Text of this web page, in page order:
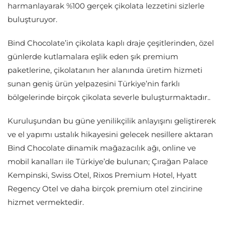
harmanlayarak %100 gerçek çikolata lezzetini sizlerle
buluşturuyor.
Bind Chocolate’in çikolata kaplı draje çeşitlerinden, özel
günlerde kutlamalara eşlik eden şık premium
paketlerine, çikolatanın her alanında üretim hizmeti
sunan geniş ürün yelpazesini Türkiye’nin farklı
bölgelerinde birçok çikolata severle buluşturmaktadır..
Kuruluşundan bu güne yenilikçilik anlayışını geliştirerek
ve el yapımı ustalık hikayesini gelecek nesillere aktaran
Bind Chocolate dinamik mağazacılık ağı, online ve
mobil kanalları ile Türkiye’de bulunan; Çırağan Palace
Kempinski, Swiss Otel, Rixos Premium Hotel, Hyatt
Regency Otel ve daha birçok premium otel zincirine
hizmet vermektedir.